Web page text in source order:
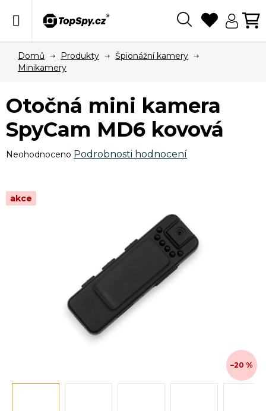
Domů Produkty
Špionážní kamery
Minikamery
Otočná mini kamera
SpyCam MD6 kovová
Průměrné
je
0,0
Neohodnoceno Podrobnosti hodnocení
akce
–20 %